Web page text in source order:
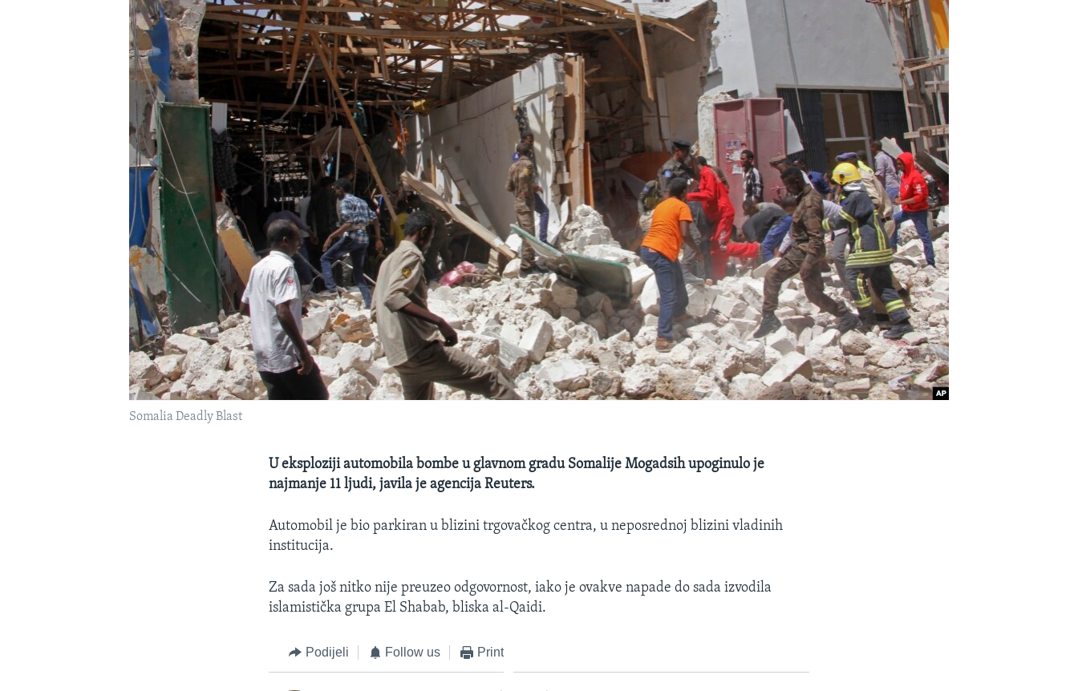
Somalia Deadly Blast
U eksploziji automobila bombe u glavnom gradu Somalije Mogadsih upoginulo je
najmanje 11 ljudi, javila je agencija Reuters.
Automobil je bio parkiran u blizini trgovačkog centra, u neposrednoj blizini vladinih
institucija.
Za sada još nitko nije preuzeo odgovornost, iako je ovakve napade do sada izvodila
islamistička grupa El Shabab, bliska al-Qaidi.
Podijeli Follow us Print